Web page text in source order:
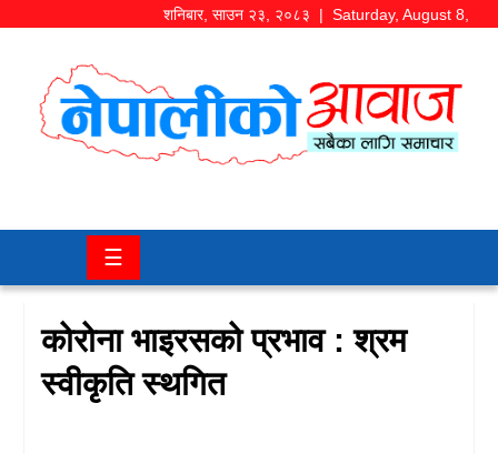
शनिबार, साउन २३, २०८३ | Saturday, August 8,
समाज/
चितवन
कला/
मनोरञ्जन
☰
कोरोना भाइरसको प्रभाव : श्रम
स्वीकृति स्थगित